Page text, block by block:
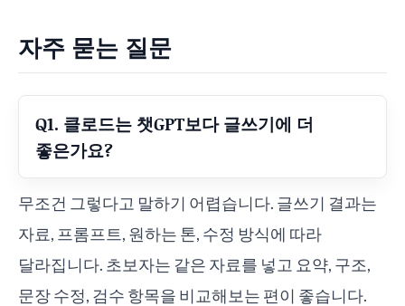
자주 묻는 질문
Q1. 클로드는 챗GPT보다 글쓰기에 더
좋은가요?
무조건 그렇다고 말하기 어렵습니다. 글쓰기 결과는
자료, 프롬프트, 원하는 톤, 수정 방식에 따라
달라집니다. 초보자는 같은 자료를 넣고 요약, 구조,
문장 수정, 검수 항목을 비교해보는 편이 좋습니다.